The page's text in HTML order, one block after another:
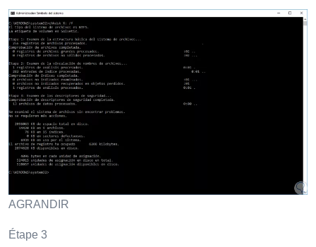
AGRANDIR
Étape 3